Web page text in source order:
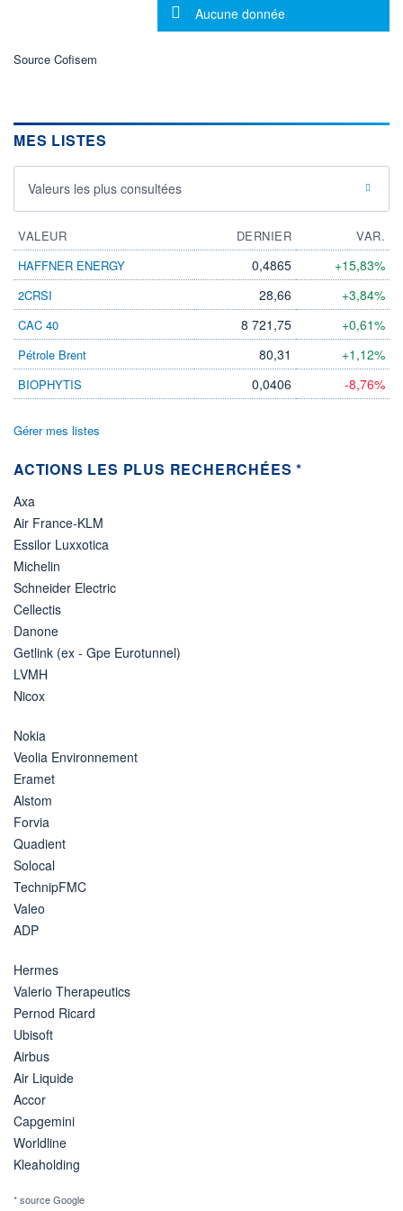
LIMITE À LA
HAUSSE
RENDEMENT
DERNIER
0,00 EUR
DATE
PROCHAIN
DIVIDENDE
-
ÉLIGIBILITÉ
Non éligible
Boursobank
+ LISTE
Message d'information
Aucune donnée
Source Cofisem
MES LISTES
Valeurs les plus consultées
VALEUR DERNIER
VAR.
HAFFNER ENERGY
0,4865 +15,83%
2CRSI 28,66 +3,84%
CAC 40 8 721,75 +0,61%
Pétrole Brent 80,31 +1,12%
BIOPHYTIS 0,0406 -8,76%
Gérer mes listes
ACTIONS LES PLUS RECHERCHÉES *
Axa
Air France-KLM
Essilor Luxxotica
Michelin
Schneider Electric
Cellectis
Danone
Getlink (ex - Gpe Eurotunnel)
LVMH
Nicox
Nokia
Veolia Environnement
Eramet
Alstom
Forvia
Quadient
Solocal
TechnipFMC
Valeo
ADP
Hermes
Valerio Therapeutics
Pernod Ricard
Ubisoft
Airbus
Air Liquide
Accor
Capgemini
Worldline
Kleaholding
* source Google